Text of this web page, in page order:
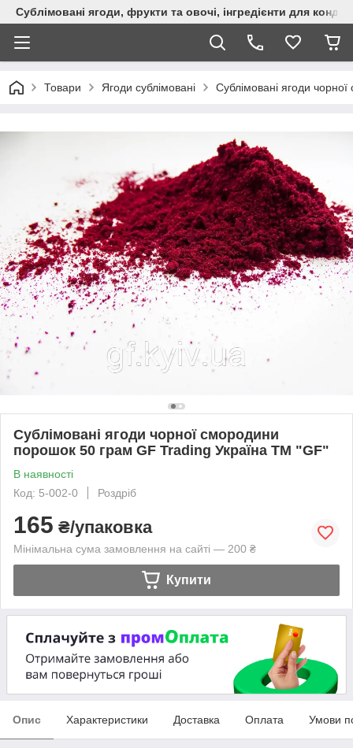
Сублімовані ягоди, фрукти та овочі, інгредієнти для
Товари Ягоди сублімовані Сублімовані ягоди
Сублімовані ягоди чорної смородини
порошок 50 грам GF Trading Україна ТМ "GF"
В наявності
Код: 5-002-0
Роздріб
165 ₴/упаковка
Мінімальна сума замовлення на сайті — 200 ₴
Купити
Опис Характеристики Доставка Оплата Умови